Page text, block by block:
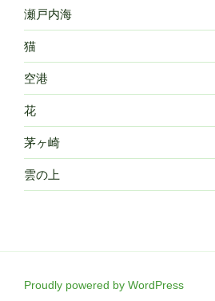
瀬戸内海
猫
空港
花
茅ヶ崎
雲の上
Proudly powered by WordPress